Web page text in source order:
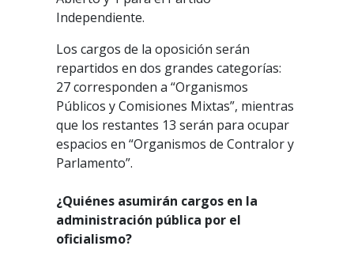
Independiente.
Los cargos de la oposición serán
repartidos en dos grandes categorías:
27 corresponden a “Organismos
Públicos y Comisiones Mixtas”, mientras
que los restantes 13 serán para ocupar
espacios en “Organismos de Contralor y
Parlamento”.
¿Quiénes asumirán cargos en la
administración pública por el
oficialismo?